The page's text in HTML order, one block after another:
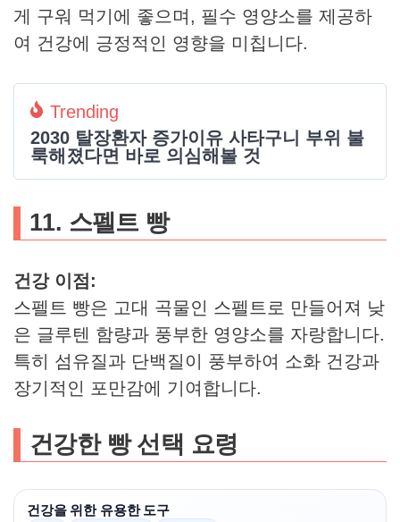
게 구워 먹기에 좋으며, 필수 영양소를 제공하
여 건강에 긍정적인 영향을 미칩니다.
Trending
2030 탈장환자 증가이유 사타구니 부위 불
룩해졌다면 바로 의심해볼 것
11. 스펠트 빵
건강 이점:
스펠트 빵은 고대 곡물인 스펠트로 만들어져 낮
은 글루텐 함량과 풍부한 영양소를 자랑합니다.
특히 섬유질과 단백질이 풍부하여 소화 건강과
장기적인 포만감에 기여합니다.
건강한 빵 선택 요령
건강을 위한 유용한 도구